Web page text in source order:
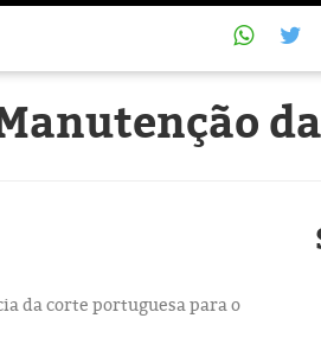
da corte portuguesa para o